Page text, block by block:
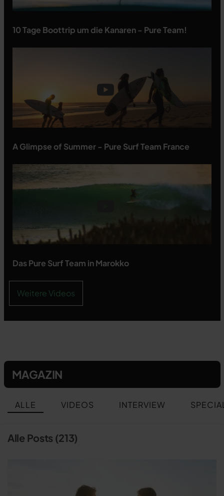
10 Tage Boottrip um die Kanaren - Pure Team!
A Glimpse of Summer - Pure Surf Team France
Das Pure Surf Team in Marokko
Weitere Videos
MAGAZIN
ALLE VIDEOS INTERVIEW
Alle Posts (213)